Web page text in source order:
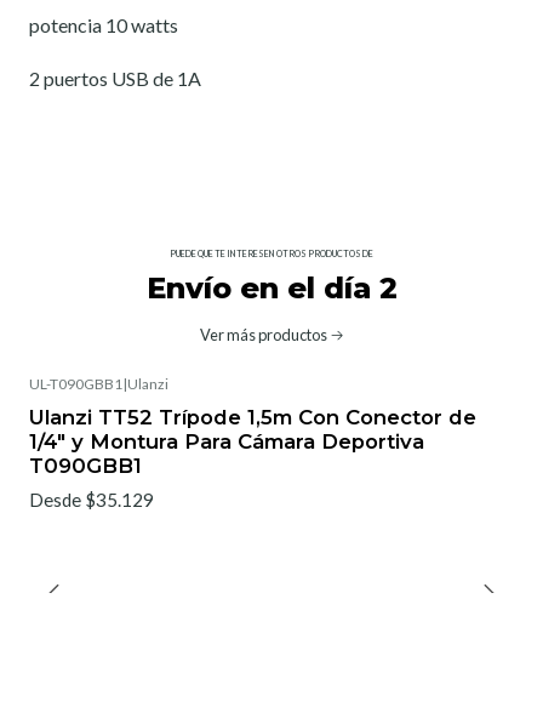
potencia 10 watts
2 puertos USB de 1A
PUEDE QUE TE INTERESEN OTROS PRODUCTOS DE
Envío en el día 2
Ver más productos
UL-T090GBB1 |Ulanzi
Ulanzi TT52 Trípode 1,5m Con Conector de
1/4" y Montura Para Cámara Deportiva
T090GBB1
Desde $35.129